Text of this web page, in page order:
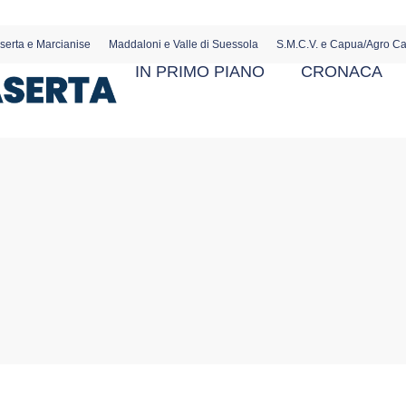
e Marcianise Maddaloni e Valle di Suessola S.M.C.V. e Capua/Agro
IN PRIMO PIANO CRONACA